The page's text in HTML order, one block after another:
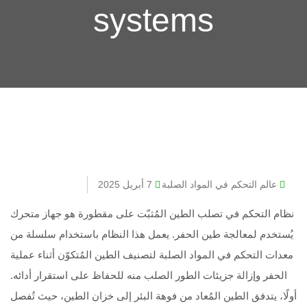
systems
عالم التحكم في المواد الصلبة 7 أبريل 2025
نظام التحكم في تصلب الطين المُثبّت على مقطورة هو جهاز متحرك
يُستخدم لمعالجة طين الحفر. يعمل هذا النظام باستخدام سلسلة من
معدات التحكم في المواد الصلبة لتصنيف الطين المُتكوّن أثناء عملية
الحفر وإزالة جزيئات الطور الصلب منه للحفاظ على استقرار أدائه.
أولًا، يتدفق الطين المُعاد من فوهة البئر إلى خزان الطين، حيث تُفصل